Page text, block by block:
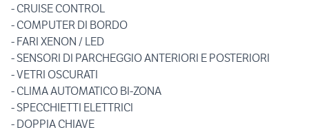
- CRUISE CONTROL
- COMPUTER DI BORDO
- FARI XENON / LED
- SENSORI DI PARCHEGGIO ANTERIORI E POSTERIORI
- VETRI OSCURATI
- CLIMA AUTOMATICO BI-ZONA
- SPECCHIETTI ELETTRICI
- DOPPIA CHIAVE